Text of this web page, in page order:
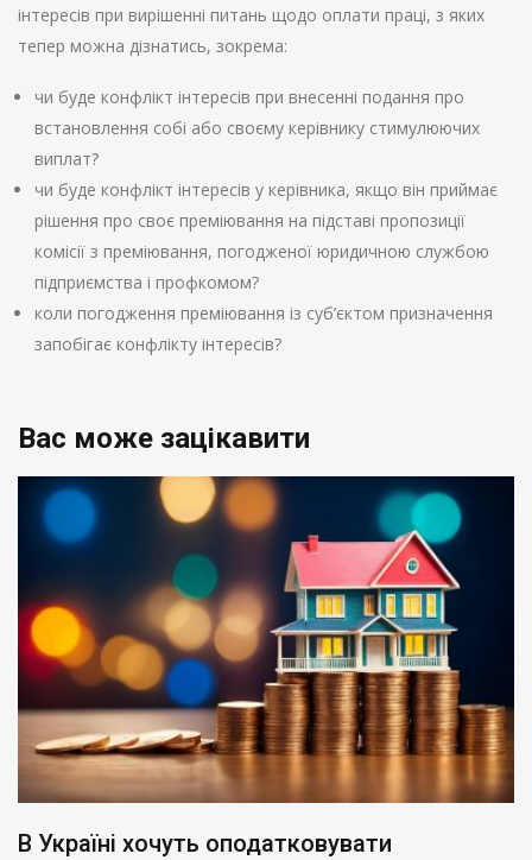
інтересів при вирішенні питань щодо оплати праці, з яких
тепер можна дізнатись, зокрема:
чи буде конфлікт інтересів при внесенні подання про
встановлення собі або своєму керівнику стимулюючих
виплат?
чи буде конфлікт інтересів у керівника, якщо він приймає
рішення про своє преміювання на підставі пропозиції
комісії з преміювання, погодженої юридичною службою
підприємства і профкомом?
коли погодження преміювання із суб’єктом призначення
запобігає конфлікту інтересів?
Вас може зацікавити
В Україні хочуть оподатковувати